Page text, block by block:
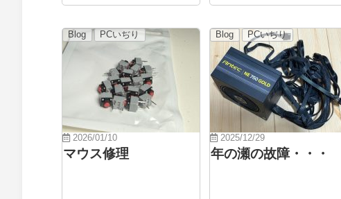
Blog PCいぢり
2026/01/10
マウス修理
Blog PCいぢり
2025/12/29
年の瀬の故障・・・